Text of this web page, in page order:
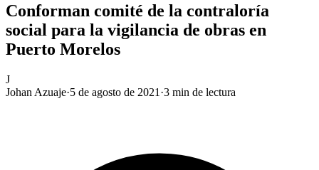
Conforman comité de la contraloría
social para la vigilancia de obras en
Puerto Morelos
J
Johan Azuaje·5 de agosto de 2021 ·3 min de lectura